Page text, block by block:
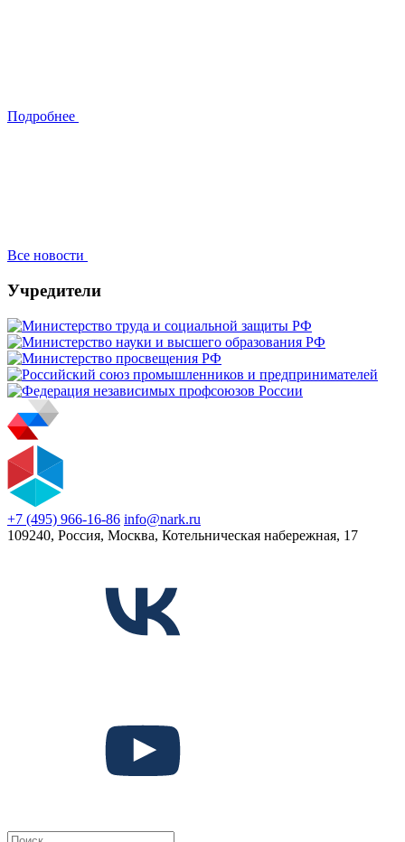
Подробнее
Все новости
Учредители
+7 (495) 966-16-86 info@nark.ru
109240, Россия, Москва, Котельническая набережная, 17